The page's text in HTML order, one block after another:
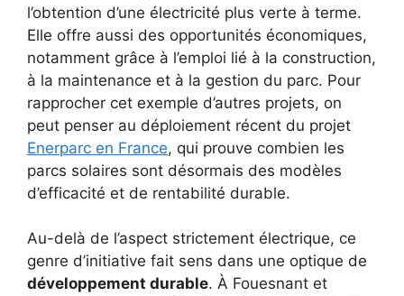
l’obtention d’une électricité plus verte à terme.
Elle offre aussi des opportunités économiques,
notamment grâce à l’emploi lié à la construction,
à la maintenance et à la gestion du parc. Pour
rapprocher cet exemple d’autres projets, on
peut penser au déploiement récent du projet
Enerparc en France, qui prouve combien les
parcs solaires sont désormais des modèles
d’efficacité et de rentabilité durable.
Au-delà de l’aspect strictement électrique, ce
genre d’initiative fait sens dans une optique de
développement durable. À Fouesnant et